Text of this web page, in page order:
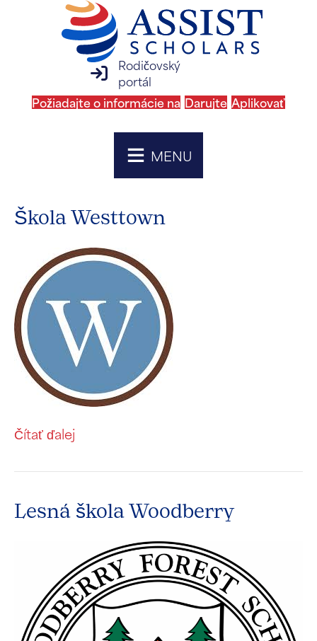
prihlásenie na rodičovský portál
Rodičovský
portál
Požiadajte o informácie na Darujte Aplikovať
MENU
Škola Westtown
Čítať ďalej
Lesná škola Woodberry